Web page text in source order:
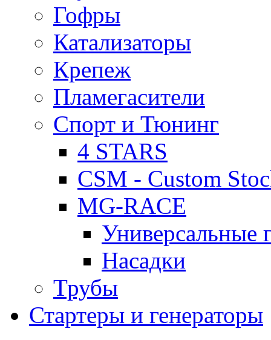
Гофры
Катализаторы
Крепеж
Пламегасители
Спорт и Тюнинг
4 STARS
CSM - Custom
MG-RACE
Универсальные
Насадки
Трубы
Стартеры и генераторы